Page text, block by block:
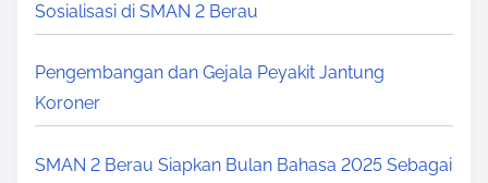
Sosialisasi di SMAN 2 Berau
Pengembangan dan Gejala Peyakit Jantung
Koroner
SMAN 2 Berau Siapkan Bulan Bahasa 2025 Sebagai